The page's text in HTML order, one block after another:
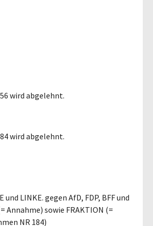
wird abgelehnt.
wird abgelehnt.
und LINKE. gegen AfD, FDP, BFF und
Annahme) sowie FRAKTION (=
NR 184)